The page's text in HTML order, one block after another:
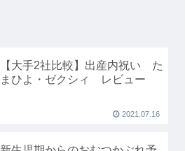
【大手2社比較】出産内祝い た
まひよ・ゼクシィ レビュー
2021.07.16